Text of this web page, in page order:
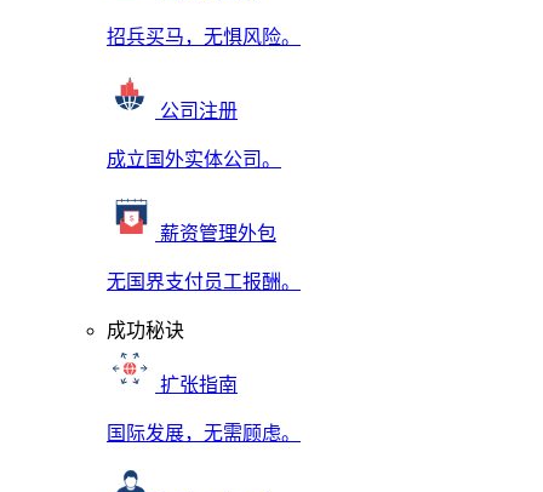
招兵买马，无惧风险。
公司注册
成立国外实体公司。
薪资管理外包
无国界支付员工报酬。
成功秘诀
扩张指南
国际发展，无需顾虑。